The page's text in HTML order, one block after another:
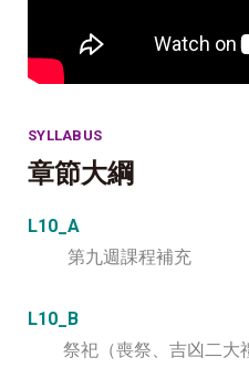
SYLLABUS
章節大綱
L10_A
第九週課程補充
L10_B
祭祀（喪祭、吉凶二大